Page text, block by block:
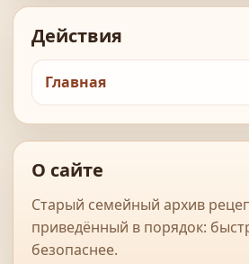
Действия
Главная
О сайте
Старый семейный архив
приведённый в порядок:
безопаснее.